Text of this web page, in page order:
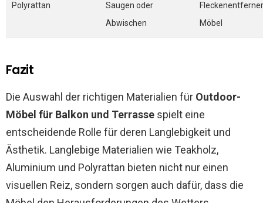
Polyrattan
Saugen oder
Abwischen
Möbel
Fazit
Die Auswahl der richtigen Materialien für Outdoor-
Möbel für Balkon und Terrasse spielt eine
entscheidende Rolle für deren Langlebigkeit und
Ästhetik. Langlebige Materialien wie Teakholz,
Aluminium und Polyrattan bieten nicht nur einen
visuellen Reiz, sondern sorgen auch dafür, dass die